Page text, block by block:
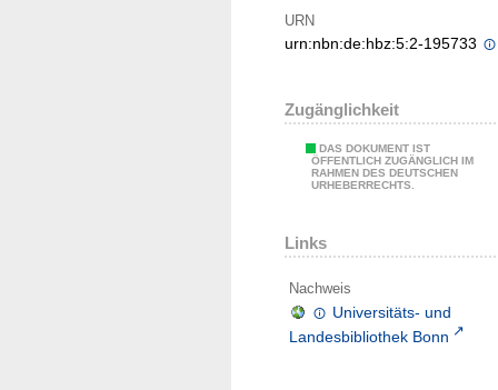
URN
urn:nbn:de:hbz:5:2-195733
Zugänglichkeit
DAS DOKUMENT IST
ÖFFENTLICH ZUGÄNGLICH IM
RAHMEN DES DEUTSCHEN
URHEBERRECHTS.
Links
Nachweis
Universitäts- und
Landesbibliothek Bonn